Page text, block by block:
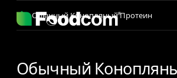
Обычный Конопляный Протеин
Обычный